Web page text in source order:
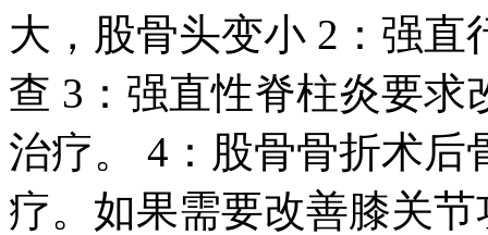
大，股骨头变小 2：强
查 3：强直性脊柱炎要
治疗。 4：股骨骨折术
疗。如果需要改善膝关